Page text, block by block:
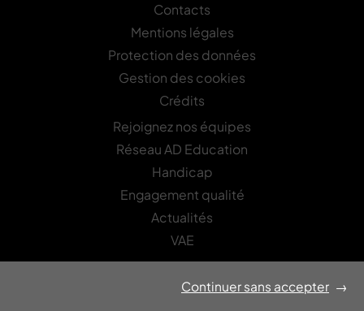
Contacts
Mentions légales
Protection des données
Gestion des cookies
Crédits
Rejoignez nos équipes
Réseau AD Education
Handicap
Engagement qualité
Actualités
VAE
LETTRE D’INFORMATION
Continuer sans accepter →